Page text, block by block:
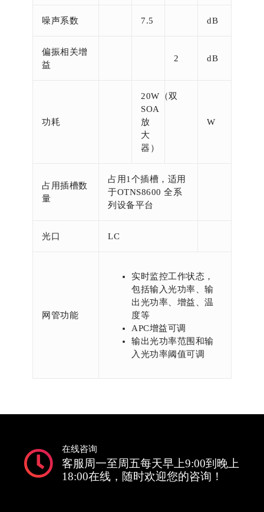
噪声系数 7.5 dB
偏振相关增
益
2 dB
功耗
20W（双
SOA
放
大
器）
W
占用插槽数
量
占用1个插槽，适用
于OTNS8600 全系
列设备平台
光口 LC
网管功能
实时监控工作状态，
包括输入光功率、输
出光功率、增益、温
度等
APC增益可调
输出光功率范围和输
入光功率阈值可调
在线咨询
客服周一至周五每天早上9:00到晚上
18:00在线，随时欢迎您的咨询！